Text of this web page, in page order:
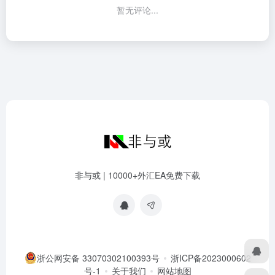
暂无评论...
非与或 | 10000+外汇EA免费下载
浙公网安备 33070302100393号
浙ICP备2023000602
号-1
关于我们 网站地图